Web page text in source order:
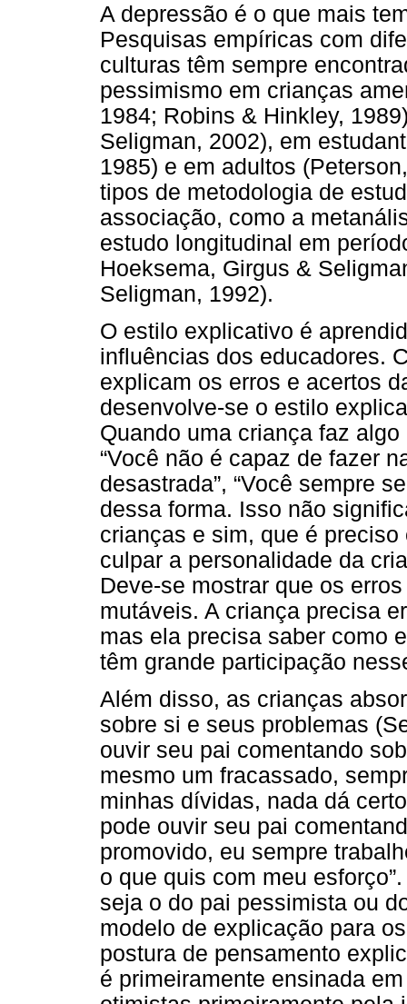
A depressão é o que mais
Pesquisas empíricas com
culturas têm sempre
pessimismo em crianças
1984; Robins & Hinkley,
Seligman, 2002), em
1985) e em adultos
tipos de metodologia de
associação, como a
estudo longitudinal em
Hoeksema, Girgus &
Seligman, 1992).
O estilo explicativo é
influências dos educadores.
explicam os erros e acertos
desenvolve-se o estilo
Quando uma criança faz
“Você não é capaz de fazer
desastrada”, “Você sempre
dessa forma. Isso não
crianças e sim, que é
culpar a personalidade da
Deve-se mostrar que os
mutáveis. A criança precisa
mas ela precisa saber como
têm grande participação
Além disso, as crianças
sobre si e seus problemas
ouvir seu pai comentando
mesmo um fracassado,
minhas dívidas, nada dá
pode ouvir seu pai
promovido, eu sempre
o que quis com meu
seja o do pai pessimista ou
modelo de explicação para
postura de pensamento
é primeiramente ensinada